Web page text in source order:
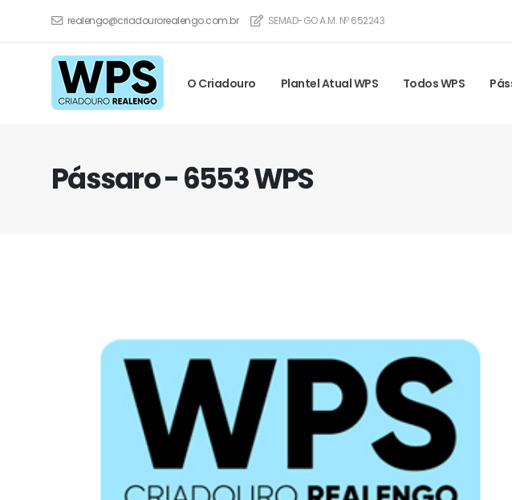
realengo@criadourorealengo.com.br SEMAD-GO A.M. Nº 652243
O Criadouro Plantel Atual WPS Todos WPS
Pássaro - 6553 WPS